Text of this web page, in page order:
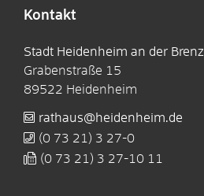
Kontakt
Stadt Heidenheim an der Brenz
Grabenstraße 15
89522 Heidenheim
rathaus@heidenheim.de
(0 73 21) 3 27-0
(0 73 21) 3 27-10 11